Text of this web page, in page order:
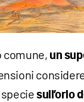
comune, un
speciesull’orlo